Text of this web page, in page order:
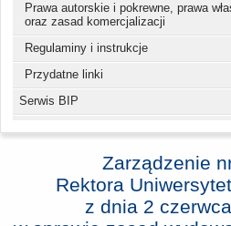
Prawa autorskie i pokrewne, prawa
oraz zasad komercjalizacji
Regulaminy i instrukcje
Przydatne linki
Serwis BIP
Zarządzenie
Rektora
z dnia 2